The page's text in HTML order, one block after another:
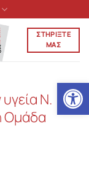
ΣΤΗΡΙΞΤΕ
ΜΑΣ
Ν.
Ομάδα